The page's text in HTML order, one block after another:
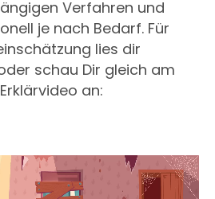
Verfahren und
je nach Bedarf. Für
lies dir
schau Dir gleich am
an: